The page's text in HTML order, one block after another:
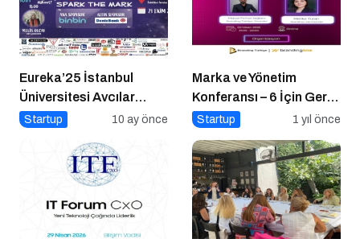
Eureka’25 İstanbul
Üniversitesi Avcılar
Kampüsü İşletme
Startup 10 ay önce
Marka ve Yönetim
Konferansı – 6 İçin Geri
Sayım!
Startup 1 yıl önce